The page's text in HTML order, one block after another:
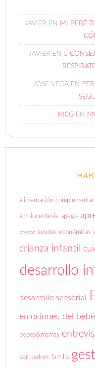
JAVIER EN MI BEBÉ
JAVIER EN 5
JOSE VEGAEN
MCGEN
alimentación
amniocentesis apego
precoz ayudas económicas
crianza infantil
desarrollo
desarrollo sensorial
emociones del bebé
bebes&mamas
ser padres familia